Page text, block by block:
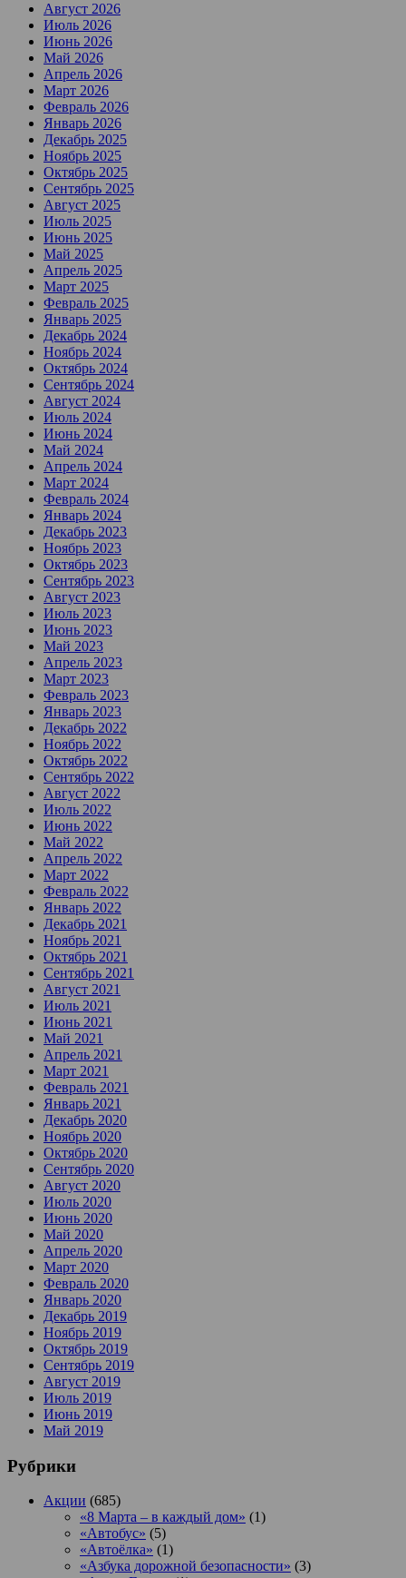
Август 2026
Июль 2026
Июнь 2026
Май 2026
Апрель 2026
Март 2026
Февраль 2026
Январь 2026
Декабрь 2025
Ноябрь 2025
Октябрь 2025
Сентябрь 2025
Август 2025
Июль 2025
Июнь 2025
Май 2025
Апрель 2025
Март 2025
Февраль 2025
Январь 2025
Декабрь 2024
Ноябрь 2024
Октябрь 2024
Сентябрь 2024
Август 2024
Июль 2024
Июнь 2024
Май 2024
Апрель 2024
Март 2024
Февраль 2024
Январь 2024
Декабрь 2023
Ноябрь 2023
Октябрь 2023
Сентябрь 2023
Август 2023
Июль 2023
Июнь 2023
Май 2023
Апрель 2023
Март 2023
Февраль 2023
Январь 2023
Декабрь 2022
Ноябрь 2022
Октябрь 2022
Сентябрь 2022
Август 2022
Июль 2022
Июнь 2022
Май 2022
Апрель 2022
Март 2022
Февраль 2022
Январь 2022
Декабрь 2021
Ноябрь 2021
Октябрь 2021
Сентябрь 2021
Август 2021
Июль 2021
Июнь 2021
Май 2021
Апрель 2021
Март 2021
Февраль 2021
Январь 2021
Декабрь 2020
Ноябрь 2020
Октябрь 2020
Сентябрь 2020
Август 2020
Июль 2020
Июнь 2020
Май 2020
Апрель 2020
Март 2020
Февраль 2020
Январь 2020
Декабрь 2019
Ноябрь 2019
Октябрь 2019
Сентябрь 2019
Август 2019
Июль 2019
Июнь 2019
Май 2019
Рубрики
Акции (685)
«8 Марта – в каждый дом» (1)
«Автобус» (5)
«Автоёлка» (1)
«Азбука дорожной безопасности» (3)